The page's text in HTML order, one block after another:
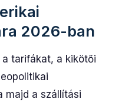
2026-ban
tarifákat, a kikötői
majd a szállítási